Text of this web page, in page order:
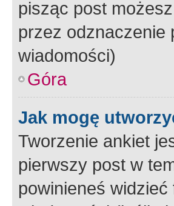
pisząc post
przez odznaczenie
wiadomości)
Góra
Jak mogę
Tworzenie ankiet
pierwszy post w
powinieneś widzieć